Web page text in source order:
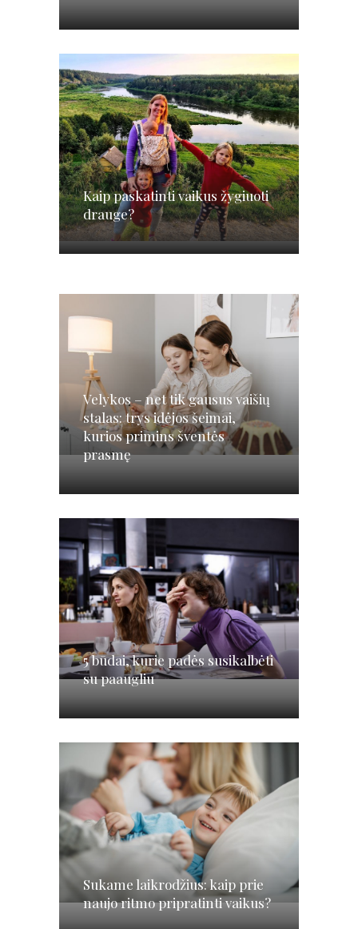
Kaip paskatinti vaikus žygiuoti
drauge?
Velykos – net tik gausus vaišių
stalas: trys idėjos šeimai,
kurios primins šventės
prasmę
5 būdai, kurie padės susikalbėti
su paaugliu
Sukame laikrodžius: kaip prie
naujo ritmo pripratinti vaikus?